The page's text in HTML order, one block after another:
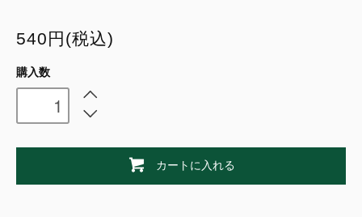
540円(税込)
購入数
カートに入れる